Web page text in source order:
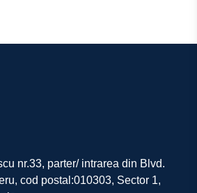
nr.33, parter/ intrarea din Blvd.
cod postal:010303, Sector 1,